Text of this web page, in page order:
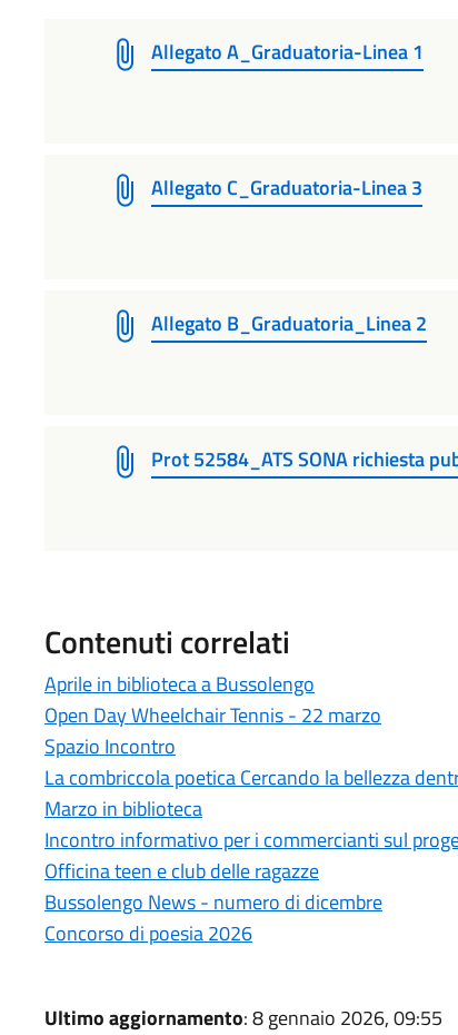
Allegato A_Graduatoria-Linea 1
Allegato C_Graduatoria-Linea 3
Allegato B_Graduatoria_Linea 2
Prot 52584_ATS SONA richiesta
Contenuti correlati
Aprile in biblioteca a Bussolengo
Open Day Wheelchair Tennis - 22 marzo
Spazio Incontro
La combriccola poetica Cercando la bellezza
Marzo in biblioteca
Incontro informativo per i commercianti sul
Officina teen e club delle ragazze
Bussolengo News - numero di dicembre
Concorso di poesia 2026
Ultimo aggiornamento: 8 gennaio 2026, 09:55